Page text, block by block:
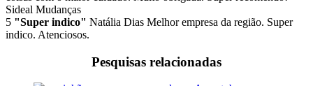
Sideal Mudanças
5 "Super indico" Natália Dias Melhor empresa da região. Super
indico. Atenciosos.
Pesquisas relacionadas